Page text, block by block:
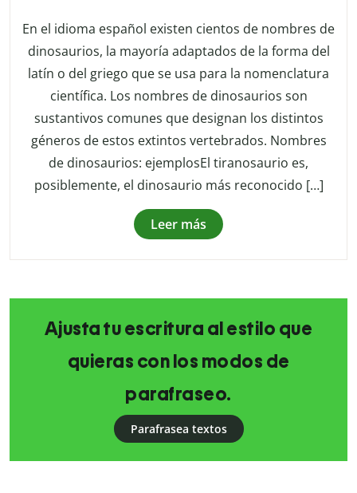
En el idioma español existen cientos de nombres de
dinosaurios, la mayoría adaptados de la forma del
latín o del griego que se usa para la nomenclatura
científica. Los nombres de dinosaurios son
sustantivos comunes que designan los distintos
géneros de estos extintos vertebrados. Nombres
de dinosaurios: ejemplosEl tiranosaurio es,
posiblemente, el dinosaurio más reconocido […]
Leer más
Ajusta tu escritura al estilo que
quieras con los modos de
parafraseo.
Parafrasea textos